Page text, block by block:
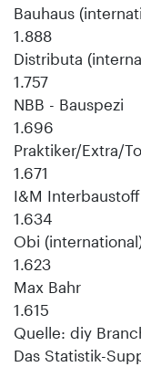
Bauhaus
1.888
Distributa
1.757
NBB - Bauspezi
1.696
Praktiker/Extra/
1.671
I&M
1.634
Obi
1.623
Max Bahr
1.615
Quelle: diy
Das Statistik-